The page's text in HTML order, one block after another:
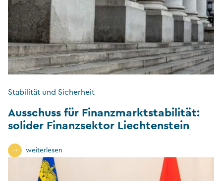
Stabilität und Sicherheit
Ausschuss für Finanzmarktstabilität:
solider Finanzsektor Liechtenstein
weiterlesen